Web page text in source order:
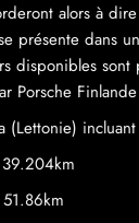
alors à
présente dans
disponibles
Porsche Finlande
(Lettonie)